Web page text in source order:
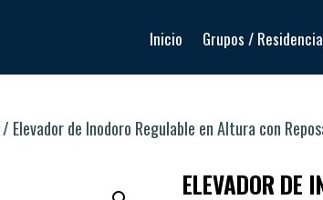
Inicio Grupos /
/ Elevador de Inodoro Regulable en Altura con
ELEVADOR DE